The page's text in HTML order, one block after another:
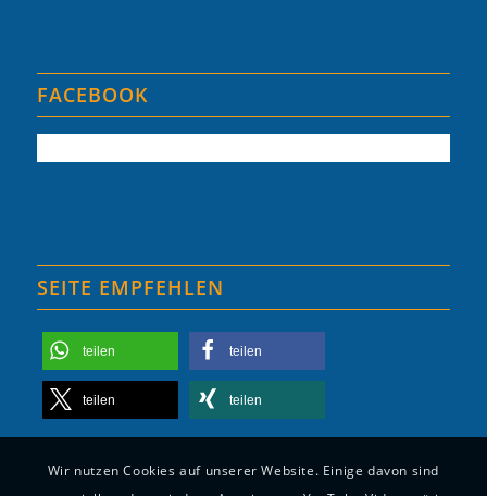
FACEBOOK
SEITE EMPFEHLEN
teilen teilen
teilen teilen
Wir nutzen Cookies auf unserer Website. Einige davon sind